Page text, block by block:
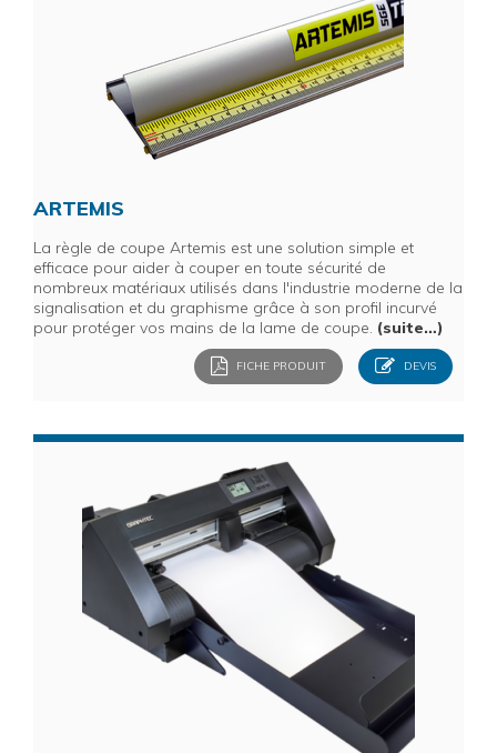
ARTEMIS
La règle de coupe Artemis est une solution simple et
efficace pour aider à couper en toute sécurité de
nombreux matériaux utilisés dans l'industrie moderne de la
signalisation et du graphisme grâce à son profil incurvé
pour protéger vos mains de la lame de coupe. (suite…)
FICHE PRODUIT DEVIS